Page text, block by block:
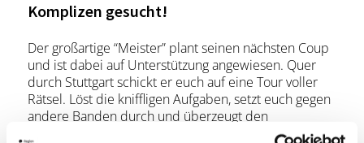
Komplizen gesucht!
Der großartige “Meister” plant seinen nächsten Coup
und ist dabei auf Unterstützung angewiesen. Quer
durch Stuttgart schickt er euch auf eine Tour voller
Rätsel. Löst die kniffligen Aufgaben, setzt euch gegen
andere Banden durch und überzeugt den
berüchtigten “Meister” von euren Fähigkeiten.